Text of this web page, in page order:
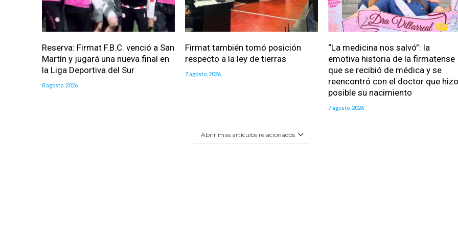
Reserva: Firmat F.B.C. venció a San
Martín y jugará una nueva final en
la Liga Deportiva del Sur
8 agosto, 2026
Firmat también tomó posición
respecto a la ley de tierras
7 agosto, 2026
“La medicina nos salvó”: la
emotiva historia de la firmatense
que se recibió de médica y se
reencontró con el doctor que hizo
posible su nacimiento
7 agosto, 2026
Abrir mas artículos relacionados